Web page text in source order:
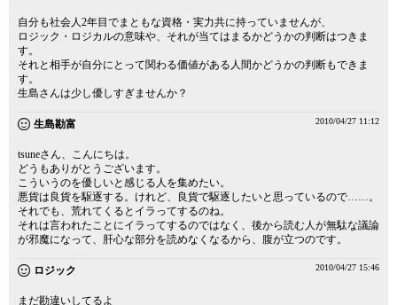
自分も社会人2年目でまともな資格・実力共に持っていませんが、
ロジック・ロジカルの意味や、それが当てはまるかどうかの判断はつきま
す。
それと相手が自分にとって関わる価値がある人間かどうかの判断もできま
す。
生島さんは少し優しすぎませんか？
生島勘富 2010/04/27 11:12
tsuneさん、こんにちは。
どうもありがとうございます。
こういうのを優しいと感じる人を集めたい。
悪貨は良貨を駆逐する。けれど、良貨で駆逐したいと思っているので……。
それでも、荒れてくるとイラってするのね。
それは言われたことにイラってするのではなく、後から読む人が無駄な議論
が邪魔になって、肝心な部分を読めなくなるから、腹が立つのです。
ロジック 2010/04/27 15:46
まだ勘違いしてるよ